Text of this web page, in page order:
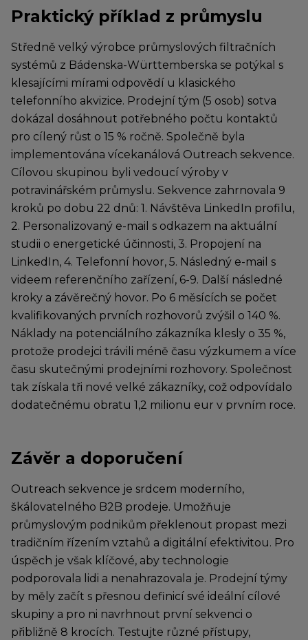
Praktický příklad z průmyslu
Středně velký výrobce průmyslových filtračních
systémů z Bádenska-Württemberska se potýkal s
klesajícími mírami odpovědí u klasického
telefonního akvizice. Prodejní tým (5 osob) sotva
dokázal dosáhnout potřebného počtu kontaktů
pro cílený růst o 15 % ročně. Společně byla
implementována vícekanálová Outreach sekvence.
Cílovou skupinou byli vedoucí výroby v
potravinářském průmyslu. Sekvence zahrnovala 9
kroků po dobu 22 dnů: 1. Návštěva LinkedIn profilu,
2. Personalizovaný e-mail s odkazem na aktuální
studii o energetické účinnosti, 3. Propojení na
LinkedIn, 4. Telefonní hovor, 5. Následný e-mail s
videem referenčního zařízení, 6-9. Další následné
kroky a závěrečný hovor. Po 6 měsících se počet
kvalifikovaných prvních rozhovorů zvýšil o 140 %.
Náklady na potenciálního zákazníka klesly o 35 %,
protože prodejci trávili méně času výzkumem a více
času skutečnými prodejními rozhovory. Společnost
tak získala tři nové velké zákazníky, což odpovídalo
dodatečnému obratu 1,2 milionu eur v prvním roce.
Závěr a doporučení
Outreach sekvence je srdcem moderního,
škálovatelného B2B prodeje. Umožňuje
průmyslovým podnikům překlenout propast mezi
tradičním řízením vztahů a digitální efektivitou. Pro
úspěch je však klíčové, aby technologie
podporovala lidi a nenahrazovala je. Prodejní týmy
by měly začít s přesnou definicí své ideální cílové
skupiny a pro ni navrhnout první sekvenci o
přibližně 8 krocích. Testujte různé přístupy,